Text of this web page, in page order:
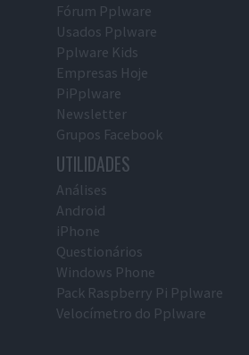
Fórum Pplware
Usados Pplware
Pplware Kids
Empresas Hoje
PiPplware
Newsletter
Grupos Facebook
UTILIDADES
Análises
Android
iPhone
Questionários
Windows Phone
Pack Raspberry Pi Pplware
Velocímetro do Pplware